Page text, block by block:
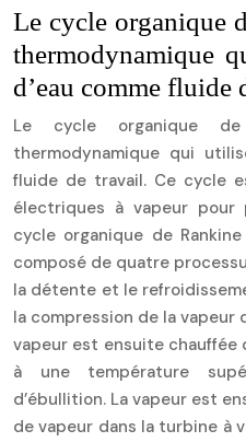
Le cycle organique
thermodynamique
d’eau comme fluide
Le cycle organique
thermodynamique qui
fluide de travail. Ce cycle
électriques à vapeur pour
cycle organique de
composé de quatre
la détente et le
la compression de la vapeur
vapeur est ensuite chauffée
à une température
d’ébullition. La vapeur est
de vapeur dans la turbine à